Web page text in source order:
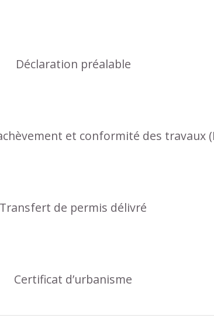
Déclaration préalable
et conformité des travaux
Transfert de permis délivré
Certificat d’urbanisme